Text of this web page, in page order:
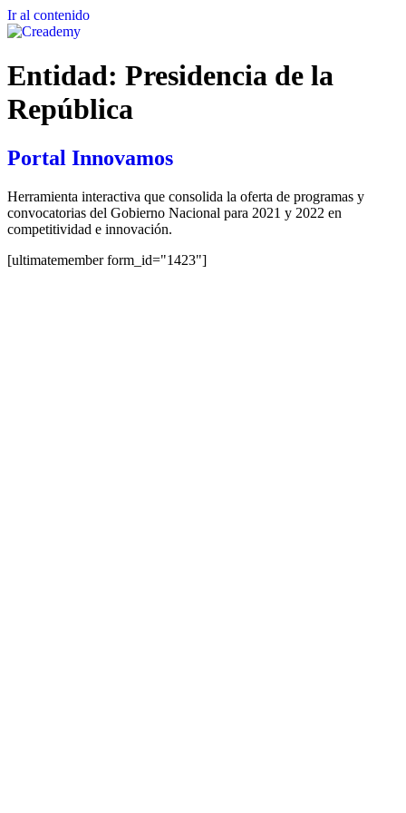
Ir al contenido
Entidad: Presidencia de la
República
Portal Innovamos
Herramienta interactiva que consolida la oferta de programas y
convocatorias del Gobierno Nacional para 2021 y 2022 en
competitividad e innovación.
[ultimatemember form_id="1423"]